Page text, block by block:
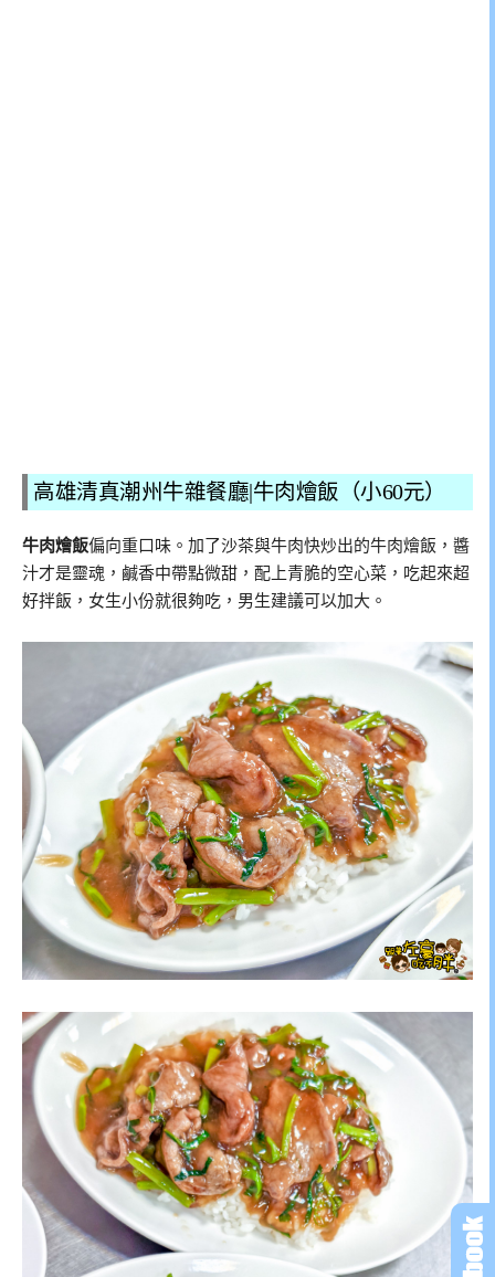
高雄清真潮州牛雜餐廳|牛肉燴飯（小60元）
牛肉燴飯偏向重口味。加了沙茶與牛肉快炒出的牛肉燴飯，醬
汁才是靈魂，鹹香中帶點微甜，配上青脆的空心菜，吃起來超
好拌飯，女生小份就很夠吃，男生建議可以加大。